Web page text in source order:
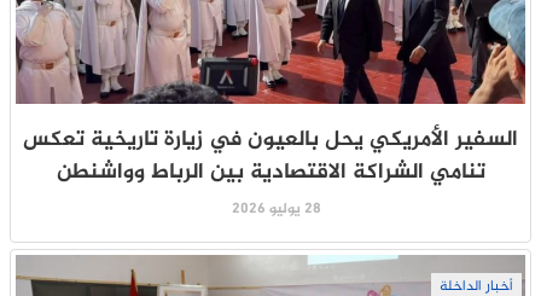
السفير الأمريكي يحل بالعيون في زيارة تاريخية تعكس
تنامي الشراكة الاقتصادية بين الرباط وواشنطن
28 يوليو 2026
أخبار الداخلة